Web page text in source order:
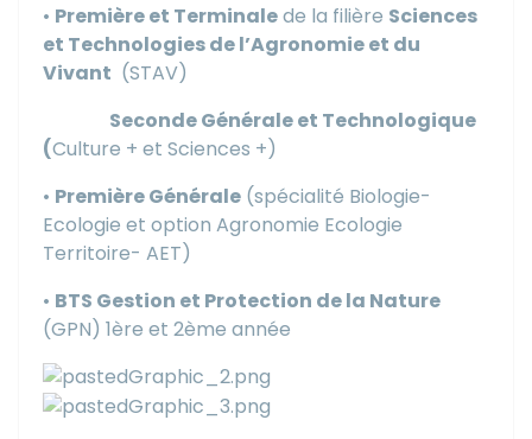
• Première et Terminalede la filière Sciences
et Technologies de l’Agronomie et du
Vivant (STAV)
Seconde Générale et Technologique
(Culture + et Sciences +)
• Première Générale (spécialité Biologie-
Ecologie et option Agronomie Ecologie
Territoire- AET)
• BTS Gestion et Protection de la Nature
(GPN) 1ère et 2ème année